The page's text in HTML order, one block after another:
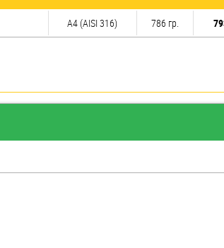
A4 (AISI 316) 786 гр.